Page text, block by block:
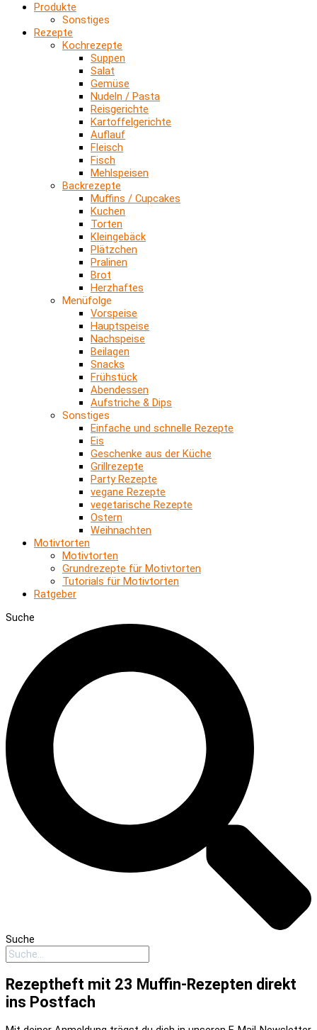
Produkte
Sonstiges
Rezepte
Kochrezepte
Suppen
Salat
Gemüse
Nudeln / Pasta
Reisgerichte
Kartoffelgerichte
Auflauf
Fleisch
Fisch
Mehlspeisen
Backrezepte
Muffins / Cupcakes
Kuchen
Torten
Kleingebäck
Plätzchen
Pralinen
Brot
Herzhaftes
Menüfolge
Vorspeise
Hauptspeise
Nachspeise
Beilagen
Snacks
Frühstück
Abendessen
Aufstriche & Dips
Sonstiges
Einfache und schnelle Rezepte
Eis
Geschenke aus der Küche
Grillrezepte
Party Rezepte
vegane Rezepte
vegetarische Rezepte
Ostern
Weihnachten
Motivtorten
Motivtorten
Grundrezepte für Motivtorten
Tutorials für Motivtorten
Ratgeber
Suche
Suche
Rezeptheft mit 23 Muffin-Rezepten direkt
ins Postfach